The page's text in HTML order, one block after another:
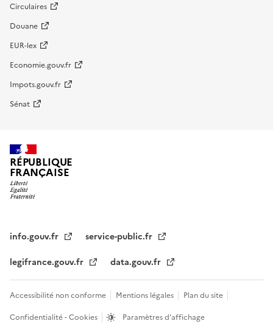
Circulaires
Douane
EUR-lex
Economie.gouv.fr
Impots.gouv.fr
Sénat
RÉPUBLIQUE
FRANÇAISE
info.gouv.fr
service-public.fr
legifrance.gouv.fr
data.gouv.fr
Accessibilité non conforme Mentions légales
Plan du site
Confidentialité - Cookies
Paramètres d'affichage